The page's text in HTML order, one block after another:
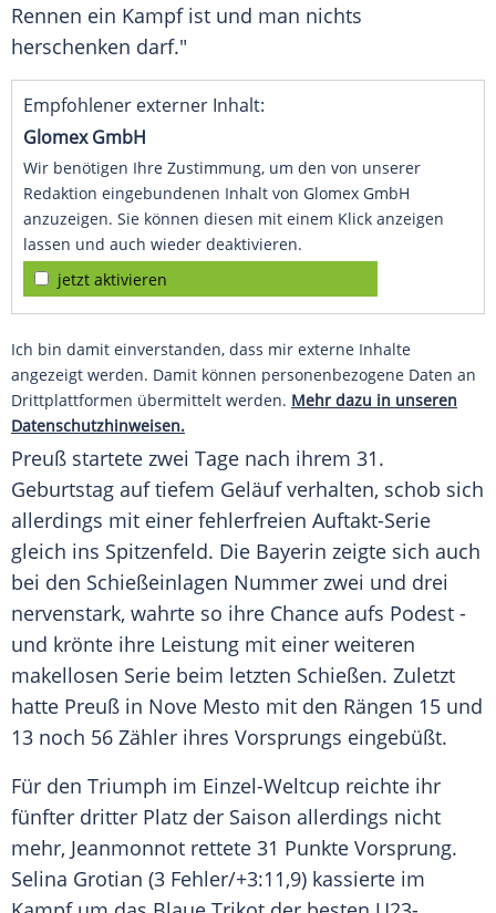
Rennen ein Kampf ist und man nichts
herschenken darf."
Empfohlener externer Inhalt:
Glomex GmbH
Wir benötigen Ihre Zustimmung, um den von unserer
Redaktion eingebundenen Inhalt von Glomex GmbH
anzuzeigen. Sie können diesen mit einem Klick anzeigen
lassen und auch wieder deaktivieren.
jetzt aktivieren
Ich bin damit einverstanden, dass mir externe Inhalte
angezeigt werden. Damit können personenbezogene Daten an
Drittplattformen übermittelt werden. Mehr dazu in unseren
Datenschutzhinweisen.
Preuß startete zwei Tage nach ihrem 31.
Geburtstag auf tiefem Geläuf verhalten, schob sich
allerdings mit einer fehlerfreien Auftakt-Serie
gleich ins Spitzenfeld. Die Bayerin zeigte sich auch
bei den Schießeinlagen Nummer zwei und drei
nervenstark, wahrte so ihre Chance aufs Podest -
und krönte ihre Leistung mit einer weiteren
makellosen Serie beim letzten Schießen. Zuletzt
hatte Preuß in Nove Mesto mit den Rängen 15 und
13 noch 56 Zähler ihres Vorsprungs eingebüßt.
Für den Triumph im Einzel-Weltcup reichte ihr
fünfter dritter Platz der Saison allerdings nicht
mehr, Jeanmonnot rettete 31 Punkte Vorsprung.
Selina Grotian (3 Fehler/+3:11,9) kassierte im